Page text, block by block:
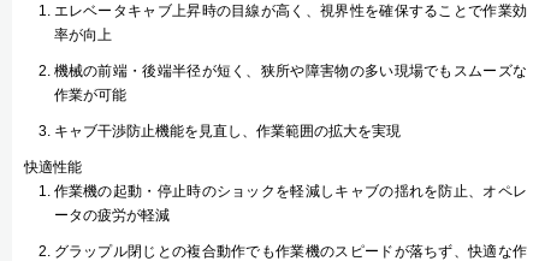
エレベータキャブ上昇時の目線が高く、視界性を確保することで作業効
率が向上
機械の前端・後端半径が短く、狭所や障害物の多い現場でもスムーズな
作業が可能
キャブ干渉防止機能を見直し、作業範囲の拡大を実現
快適性能
作業機の起動・停止時のショックを軽減しキャブの揺れを防止、オペレ
ータの疲労が軽減
グラップル閉じとの複合動作でも作業機のスピードが落ちず、快適な作